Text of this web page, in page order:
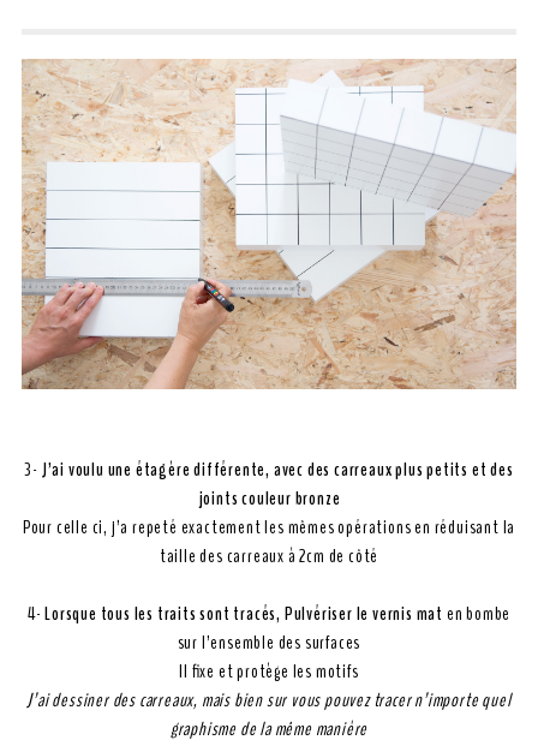
3-J’ai voulu une étagère différente, avec des carreaux plus petits et des
joints couleur bronze
Pour celle ci, j’a repeté exactement les mêmes opérations en réduisant la
taille des carreaux à 2cm de côté
4-Lorsque tous les traits sont tracés, Pulvériser le vernis mat en bombe
sur l’ensemble des surfaces
Il fixe et protège les motifs
J’ai dessiner des carreaux, mais bien sur vous pouvez tracer n’importe quel
graphisme de la même manière